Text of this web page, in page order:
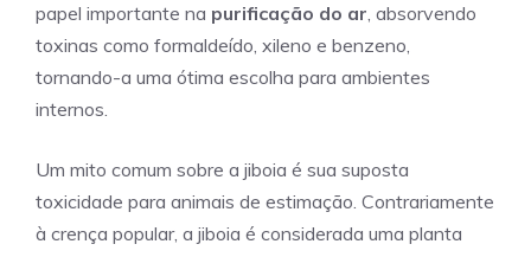
papel importante na purificação do ar, absorvendo
toxinas como formaldeído, xileno e benzeno,
tornando-a uma ótima escolha para ambientes
internos.
Um mito comum sobre a jiboia é sua suposta
toxicidade para animais de estimação. Contrariamente
à crença popular, a jiboia é considerada uma planta